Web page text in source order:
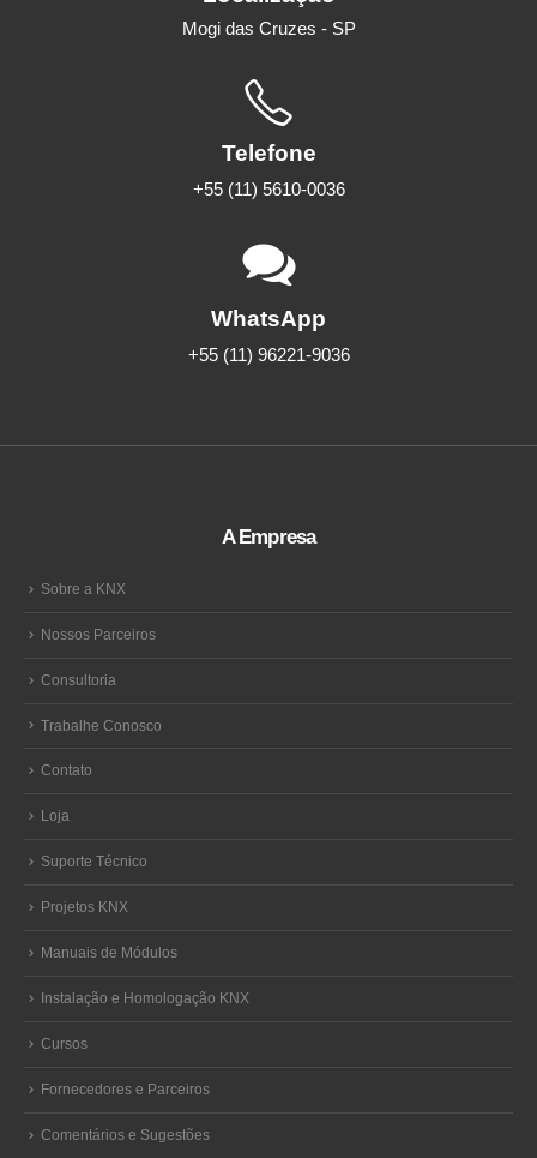
Mogi das Cruzes - SP
Telefone
+55 (11) 5610-0036
WhatsApp
+55 (11) 96221-9036
A Empresa
Sobre a KNX
Nossos Parceiros
Consultoria
Trabalhe Conosco
Contato
Loja
Suporte Técnico
Projetos KNX
Manuais de Módulos
Instalação e Homologação KNX
Cursos
Fornecedores e Parceiros
Comentários e Sugestões